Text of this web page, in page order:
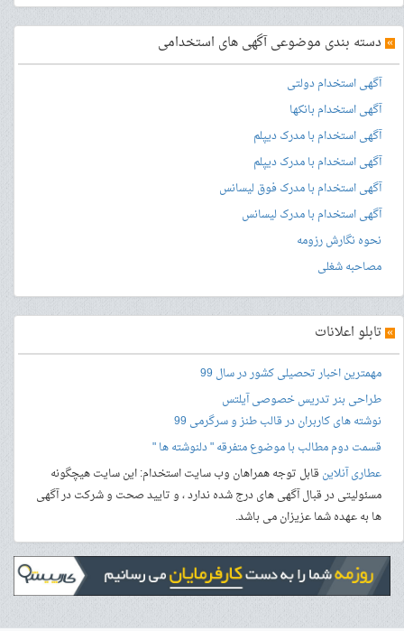
» دسته بندی موضوعی آگهی های استخدامی
آگهی استخدام دولتی
آگهی استخدام بانکها
آگهی استخدام با مدرک دیپلم
آگهی استخدام با مدرک دیپلم
آگهی استخدام با مدرک فوق لیسانس
آگهی استخدام با مدرک لیسانس
نحوه نگارش رزومه
مصاحبه شغلی
» تابلو اعلانات
مهمترین اخبار تحصیلی کشور در سال 99
طراحی بنرتدریس خصوصی آیلتس
نوشته های کاربران در قالب طنز و سرگرمی 99
قسمت دوم مطالب با موضوع متفرقه " دلنوشته ها "
عطاری آنلاینقابل توجه همراهان وب سایت استخدام: این سایت هیچگونه
مسئولیتی در قبال آگهی های درج شده ندارد ، و تایید صحت و شرکت در آگهی
ها به عهده شما عزیزان می باشد.